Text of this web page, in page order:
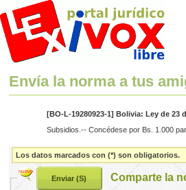
Envía la norma a tus
[BO-L-19280923-1] Bolivia: Ley de 23
Subsidios.-- Concédese por Bs. 1.000
Los datos marcados con (*) son obligatorios.
Comparte la